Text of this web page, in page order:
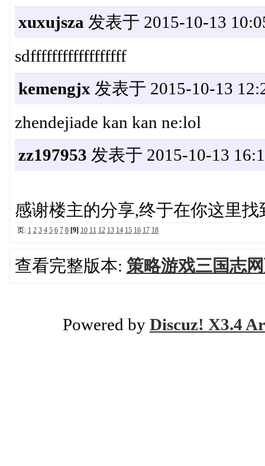
xuxujsza 发表于 2015-10-13
sdffffffffffffffffff
kemengjx 发表于 2015-10-13
zhendejiade kan kan ne:lol
zz197953 发表于 2015-10-13
感谢楼主的分享,终于在你这里找
页: 1 2 3 4 5 6 7 8 [9] 10 11 12 13 14 15 16 17 18
查看完整版本: 策略游戏三国志
Powered by Discuz! X3.4